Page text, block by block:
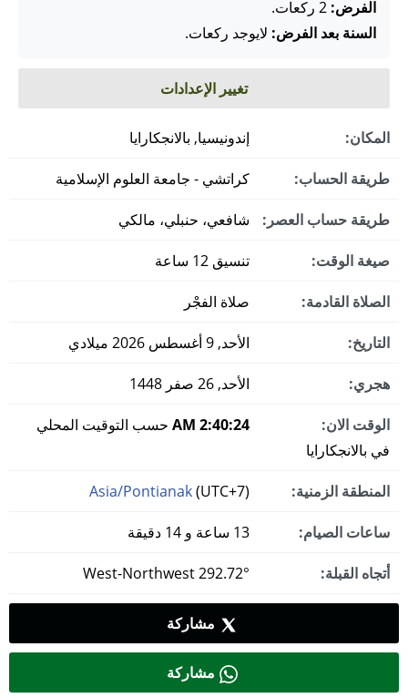
الفرض:
السنة بعد الفرض: لايوجد ركعات.
تغيير الإعدادات
المكان: إندونيسيا, بالانجكارايا
طريقة الحساب: كراتشي - جامعة العلوم الإسلامية
طريقة حساب العصر: شافعي، حنبلي، مالكي
صيغة الوقت: تنسيق 12 ساعة
الصلاة القادمة: صلاة الفجْر
التاريخ: الأحد, 9 أغسطس 2026 ميلادي
هجري: الأحد, 26 صفر 1448
الوقت الان: 2:40:25 AM
حسب التوقيت المحلي
في بالانجكارايا
المنطقة الزمنية: Asia/Pontianak(UTC+7)
ساعات الصيام:
أتجاه القبلة:
مشاركة
مشاركة